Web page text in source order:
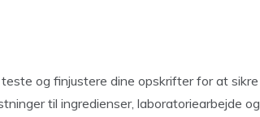
og finjustere dine opskrifter for at sikre
til ingredienser, laboratoriearbejde og